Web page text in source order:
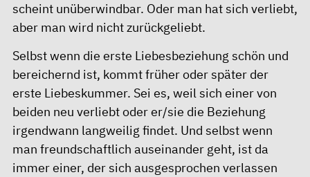
scheint unüberwindbar. Oder man hat sich verliebt,
aber man wird nicht zurückgeliebt.
Selbst wenn die erste Liebesbeziehung schön und
bereichernd ist, kommt früher oder später der
erste Liebeskummer. Sei es, weil sich einer von
beiden neu verliebt oder er/sie die Beziehung
irgendwann langweilig findet. Und selbst wenn
man freundschaftlich auseinander geht, ist da
immer einer, der sich ausgesprochen verlassen